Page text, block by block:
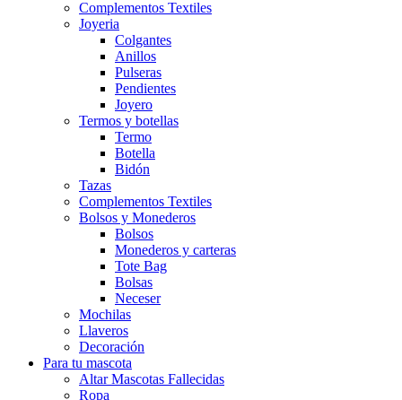
Complementos Textiles
Joyeria
Colgantes
Anillos
Pulseras
Pendientes
Joyero
Termos y botellas
Termo
Botella
Bidón
Tazas
Complementos Textiles
Bolsos y Monederos
Bolsos
Monederos y carteras
Tote Bag
Bolsas
Neceser
Mochilas
Llaveros
Decoración
Para tu mascota
Altar Mascotas Fallecidas
Ropa